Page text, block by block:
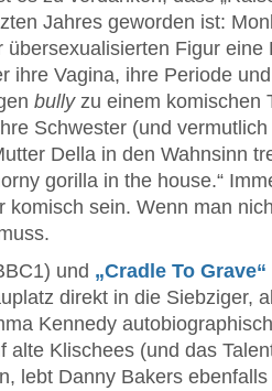
Jahres geworden ist:
übersexualisierten Figur eine
ihre Vagina, ihre Periode
bullyzu einem komischen
Schwester (und
Della in den Wahnsinn
gorilla in the house.“
komisch sein. Wenn man
und „Cradle To Grave“
direkt in die Siebziger,
Kennedy
alte Klischees (und das
lebt Danny Bakers